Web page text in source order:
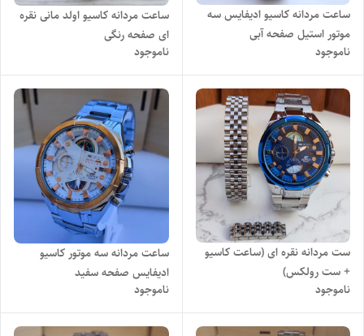
ساعت مردانه کاسیو ادیفایس سه
موتور استیل صفحه آبی
ناموجود
ساعت مردانه کاسیو اولد مانی نقره
ای صفحه رنگی
ناموجود
ست مردانه نقره ای (ساعت کاسیو
+ ست رولکس)
ناموجود
ساعت مردانه سه موتور کاسیو
ادیفایس صفحه سفید
ناموجود